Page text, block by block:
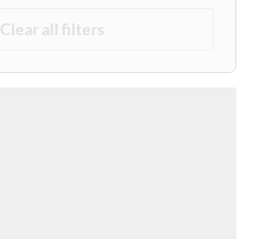
Clear all filters